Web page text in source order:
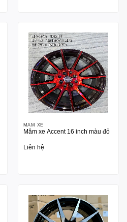
MÂM XE
Mâm xe Accent 16 inch màu đỏ
Liên hệ